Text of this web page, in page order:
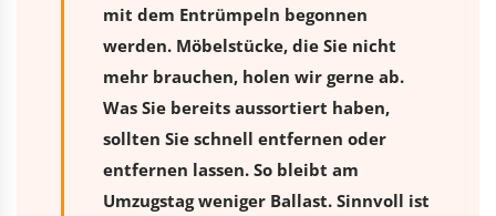
mit dem Entrümpeln begonnen
werden. Möbelstücke, die Sie nicht
mehr brauchen, holen wir gerne ab.
Was Sie bereits aussortiert haben,
sollten Sie schnell entfernen oder
entfernen lassen. So bleibt am
Umzugstag weniger Ballast. Sinnvoll ist